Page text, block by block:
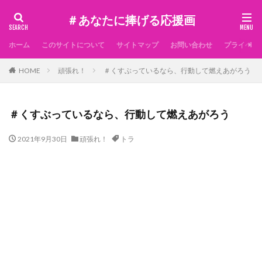
＃あなたに捧げる応援画
ホーム このサイトについて サイトマップ お問い合わせ プライベー
HOME 頑張れ！ ＃くすぶっているなら、行動して燃えあがろう
＃くすぶっているなら、行動して燃えあがろう
2021年9月30日 頑張れ！ トラ